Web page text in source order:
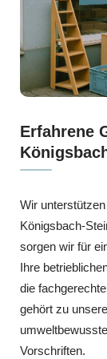
Erfahrene
Wir
Königsbach-
sorgen wir für
Ihre
die
gehört zu
Vorschriften.